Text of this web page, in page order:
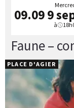
Faune –
09.099
à
PLACE D'AGIER